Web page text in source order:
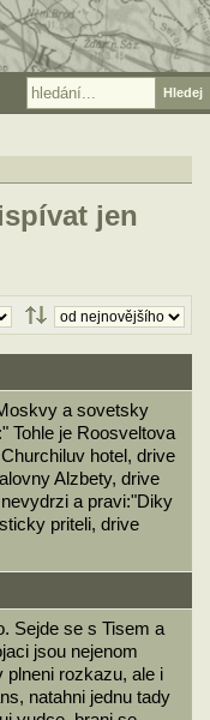
jen
a sovetsky
Tohle je Roosveltova
hotel, drive
Alzbety, drive
a pravi:"Diky
priteli, drive
Sejde se s Tisem a
jsou nejenom
rozkazu, ale i
natahni jednu tady